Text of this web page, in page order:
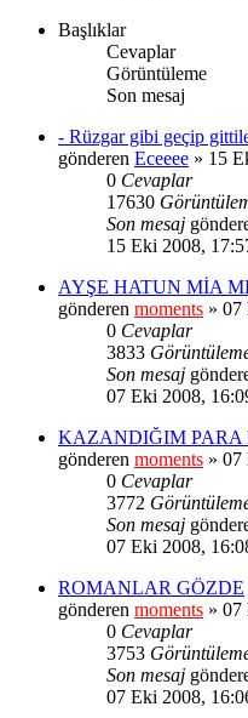
Başlıklar
Cevaplar
Görüntüleme
Son mesaj
- Rüzgar gibi geçip
gönderen Eceeee » 15
0 Cevaplar
17630
Son mesaj
15 Eki 2008,
AYŞE HATUN MİA
gönderen moments » 07
0 Cevaplar
3833
Son mesaj
07 Eki 2008,
KAZANDIĞIM PARA
gönderen moments » 07
0 Cevaplar
3772
Son mesaj
07 Eki 2008,
ROMANLAR GÖZDE
gönderen moments » 07
0 Cevaplar
3753
Son mesaj
07 Eki 2008,